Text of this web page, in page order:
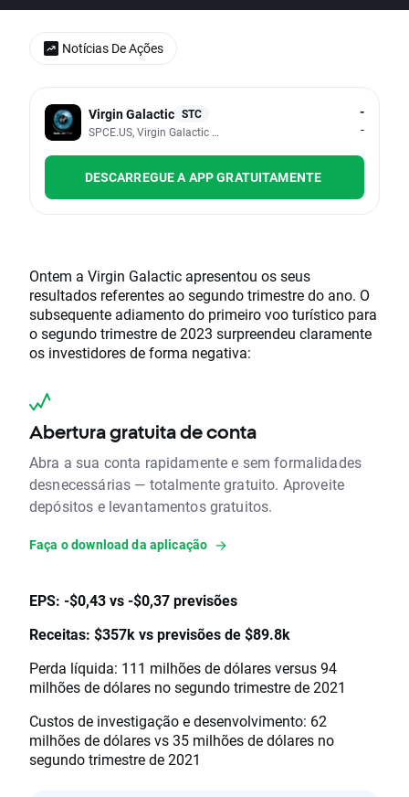
Virgin Galactic STC
SPCE.US, Virgin Galactic Holdings Inc
-
-
DESCARREGUE A APP GRATUITAMENTE
Ontem a Virgin Galactic apresentou os seus
resultados referentes ao segundo trimestre do ano. O
subsequente adiamento do primeiro voo turístico para
o segundo trimestre de 2023 surpreendeu claramente
os investidores de forma negativa:
Abertura gratuita de conta
Abra a sua conta rapidamente e sem formalidades
desnecessárias — totalmente gratuito. Aproveite
depósitos e levantamentos gratuitos.
Faça o download da aplicação
EPS: -$0,43 vs -$0,37 previsões
Receitas: $357k vs previsões de $89.8k
Perda líquida: 111 milhões de dólares versus 94
milhões de dólares no segundo trimestre de 2021
Custos de investigação e desenvolvimento: 62
milhões de dólares vs 35 milhões de dólares no
segundo trimestre de 2021
Notícias De Ações